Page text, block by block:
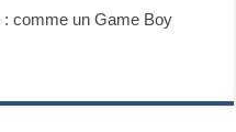
comme un Game Boy